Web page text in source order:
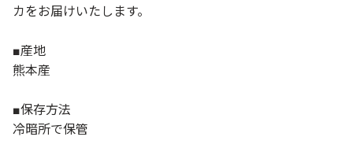
カをお届けいたします。
■産地
熊本産
■保存方法
冷暗所で保管